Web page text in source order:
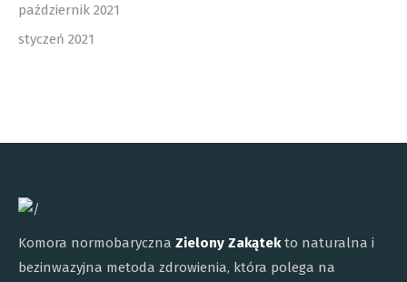
październik 2021
styczeń 2021
Komora normobaryczna Zielony Zakątekto naturalna i
bezinwazyjna metoda zdrowienia, która polega na